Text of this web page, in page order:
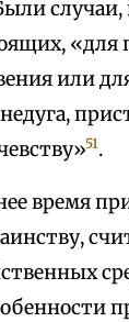
случаи,
«для
или
51.
время